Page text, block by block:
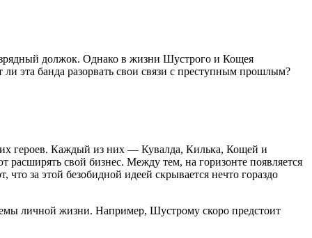
должок. Однако в жизни Шустрого и Кощея
эта банда разорвать свои связи с преступным прошлым?
героев. Каждый из них — Кувалда, Килька, Кощей и
свой бизнес. Между тем, на горизонте появляется
за этой безобидной идеей скрывается нечто гораздо
личной жизни. Например, Шустрому скоро предстоит